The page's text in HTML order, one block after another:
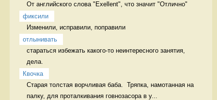
От английского слова "Exellent", что значит "Отлично"
фиксили
Изменили, исправили, поправили
отлынивать
стараться избежать какого-то неинтересного занятия,
дела.
Квочка
Старая толстая ворчливая баба.  Тряпка, намотанная на
палку, для проталкивания говнозасора в у...